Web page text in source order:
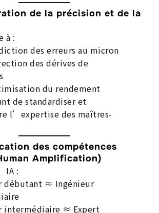
de la précision et de la
à :
des erreurs au micron
des dérives de
du rendement
de standardiser et
l’expertise des maîtres-
des compétences
Amplification)
:
débutant ≈ Ingénieur
intermédiaire ≈ Expert